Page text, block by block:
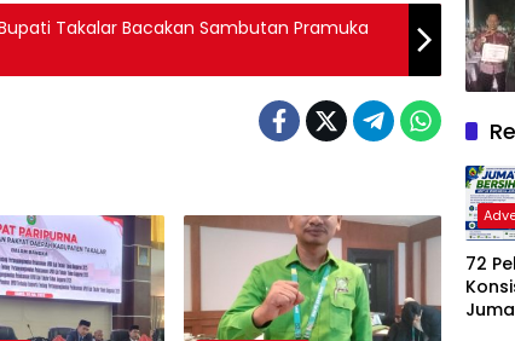
Takalar Bacakan Sambutan Pramuka
72